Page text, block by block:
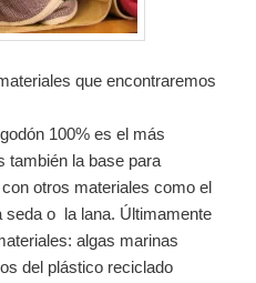
que encontraremos
100% es el más
también la base para
otros materiales como el
seda o la lana. Últimamente
algas marinas
del plástico reciclado